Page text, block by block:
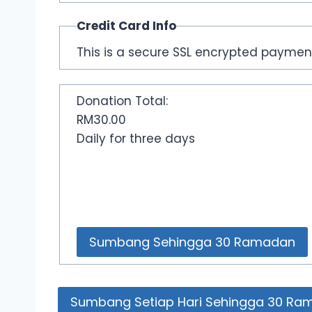
Credit Card Info
This is a secure SSL encrypted
Donation Total:
RM30.00
Daily for three days
Sumbang Setiap Hari Sehingga 30